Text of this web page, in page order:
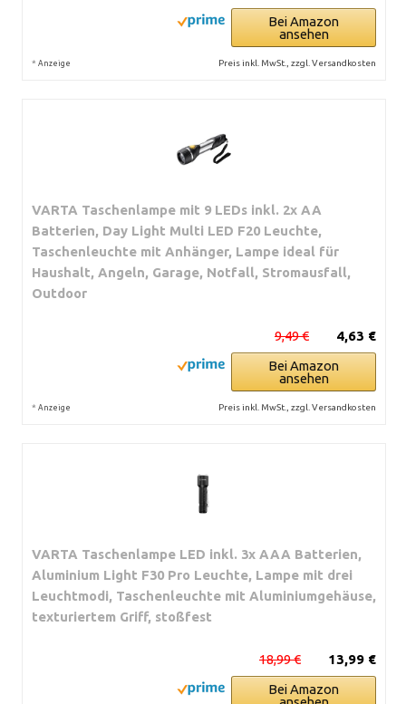
Bei Amazon
ansehen
* Anzeige Preis inkl. MwSt., zzgl. Versandkosten
VARTA Taschenlampe mit 9 LEDs inkl. 2x AA
Batterien, Day Light Multi LED F20 Leuchte,
Taschenleuchte mit Anhänger, Lampe ideal für
Haushalt, Angeln, Garage, Notfall, Stromausfall,
Outdoor
4,63 €
9,49 €
Bei Amazon
ansehen
* Anzeige Preis inkl. MwSt., zzgl. Versandkosten
VARTA Taschenlampe LED inkl. 3x AAA Batterien,
Aluminium Light F30 Pro Leuchte, Lampe mit drei
Leuchtmodi, Taschenleuchte mit Aluminiumgehäuse,
texturiertem Griff, stoßfest
13,99 €
18,99 €
Bei Amazon